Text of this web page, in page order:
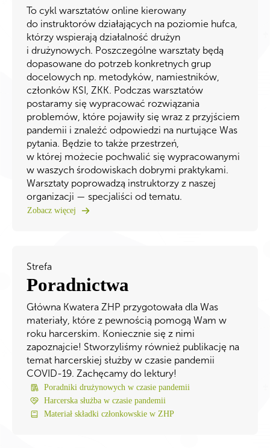
To cykl warsztatów online kierowany
do instruktorów działających na poziomie hufca,
którzy wspierają działalność drużyn
i drużynowych. Poszczególne warsztaty będą
dopasowane do potrzeb konkretnych grup
docelowych np. metodyków, namiestników,
członków KSI, ZKK. Podczas warsztatów
postaramy się wypracować rozwiązania
problemów, które pojawiły się wraz z przyjściem
pandemii i znaleźć odpowiedzi na nurtujące Was
pytania. Będzie to także przestrzeń,
w której możecie pochwalić się wypracowanymi
w waszych środowiskach dobrymi praktykami.
Warsztaty poprowadzą instruktorzy z naszej
organizacji — specjaliści od tematu.
Zobacz więcej
Strefa
Poradnictwa
Główna Kwatera ZHP przygotowała dla Was
materiały, które z pewnością pomogą Wam w
roku harcerskim. Koniecznie się z nimi
zapoznajcie! Stworzyliśmy również publikację na
temat harcerskiej służby w czasie pandemii
COVID-19. Zachęcamy do lektury!
Poradniki drużynowych w czasie pandemii
Harcerska służba w czasie pandemii
Materiał składki członkowskie w ZHP